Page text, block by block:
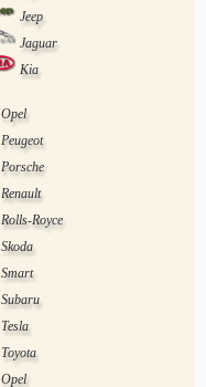
Jeep
Jaguar
Kia
Opel
Peugeot
Porsche
Renault
Rolls-Royce
Skoda
Smart
Subaru
Tesla
Toyota
Opel